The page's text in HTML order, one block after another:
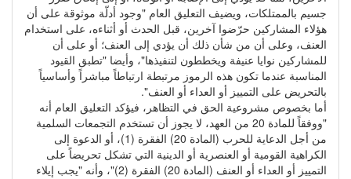
جسيم بالممتلكات، ويضيف التعليق العام "وجود أدلّة موثوقة على أن
هؤلاء المشاركين حرّضوا آخرين، قبل الحدث أو أثناءه، على استخدام
العنف، وعلى أن من شأن ذلك أن يؤدي إلى العنف؛ أو على أن
للمشاركين نوايا عنيفة ويخططون لتنفيذها"، وأيضا "تطبق القيود
المناسبة عندما تكون هذه الرموز مرتبطة ارتباطاً مباشراً وأساسياً
بالتحريض على التمييز أو العداء أو العنف".
أما بخصوص مشروعية الحق في التظاهر، فيؤكد التعليق العام أنه
"ووفقاً للمادة 20 من العهد، لا يجوز أن تستخدم التجمعات السلمية
من أجل الدعاية للحرب (المادة 20) الفقرة (1)، أو الدعوة إلى
الكراهية القومية أو العنصرية أو الدينية التي تشكل تحريضاً على
التمييز أو العداء أو العنف (المادة 20) الفقرة (2)"، وأنه "يجب إيلاء